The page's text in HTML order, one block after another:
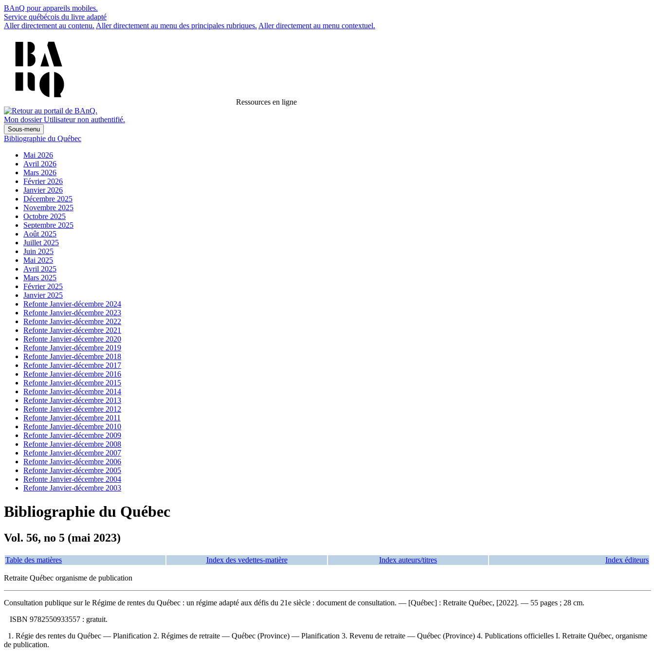
BAnQ pour appareils mobiles.
Service québécois du livre adapté
Aller directement au contenu. Aller directement au menu des principales rubriques. Aller directement au menu contextuel.
Ressources en ligne
Mon dossier Utilisateur non authentifié.
Sous-menu
Bibliographie du Québec
Mai 2026
Avril 2026
Mars 2026
Février 2026
Janvier 2026
Décembre 2025
Novembre 2025
Octobre 2025
Septembre 2025
Août 2025
Juillet 2025
Juin 2025
Mai 2025
Avril 2025
Mars 2025
Février 2025
Janvier 2025
Refonte Janvier-décembre 2024
Refonte Janvier-décembre 2023
Refonte Janvier-décembre 2022
Refonte Janvier-décembre 2021
Refonte Janvier-décembre 2020
Refonte Janvier-décembre 2019
Refonte Janvier-décembre 2018
Refonte Janvier-décembre 2017
Refonte Janvier-décembre 2016
Refonte Janvier-décembre 2015
Refonte Janvier-décembre 2014
Refonte Janvier-décembre 2013
Refonte Janvier-décembre 2012
Refonte Janvier-décembre 2011
Refonte Janvier-décembre 2010
Refonte Janvier-décembre 2009
Refonte Janvier-décembre 2008
Refonte Janvier-décembre 2007
Refonte Janvier-décembre 2006
Refonte Janvier-décembre 2005
Refonte Janvier-décembre 2004
Refonte Janvier-décembre 2003
Bibliographie du Québec
Vol. 56, no 5 (mai 2023)
Table des matières Index des vedettes-matière Index auteurs/titres Index éditeurs
Retraite Québec organisme de publication
Consultation publique sur le Régime de rentes du Québec : un régime adapté aux défis du 21e siècle : document de consultation. — [Québec] : Retraite Québec, [2022]. — 55 pages ; 28 cm.
ISBN 9782550933557 : gratuit.
1. Régie des rentes du Québec — Planification 2. Régimes de retraite — Québec (Province) — Planification 3. Revenu de retraite — Québec (Province) 4. Publications officielles I. Retraite Québec, organisme
de publication.